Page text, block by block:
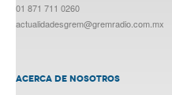
01 871 711 0260
actualidadesgrem@gremradio.com.mx
ACERCA DE NOSOTROS